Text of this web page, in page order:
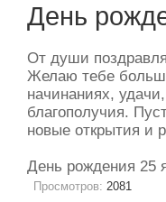
День
От души
Желаю тебе
начинаниях,
благополучия.
новые открытия и
День рождения 25
Просмотров: 2081